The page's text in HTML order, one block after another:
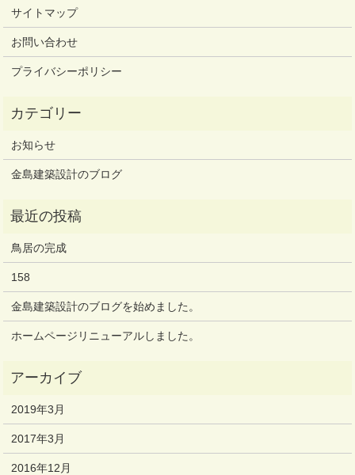
サイトマップ
お問い合わせ
プライバシーポリシー
お知らせ
金島建築設計のブログ
鳥居の完成
158
金島建築設計のブログを始めました。
ホームページリニューアルしました。
2019年3月
2017年3月
2016年12月